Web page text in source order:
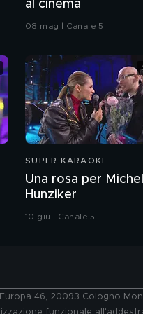
al cinema
08 mag | Canale 5
SUPER KARAOKE
Una rosa per
Hunziker
10 giu | Canale 5
46, 20093 Cologno